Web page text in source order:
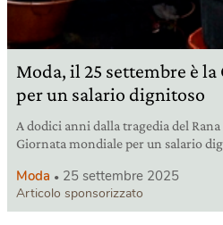
Moda, il 25 settembre è
per un salario dignitoso
A dodici anni dalla tragedia del Rana
Giornata mondiale per un salario
Moda 25 settembre 2025
Articolo sponsorizzato